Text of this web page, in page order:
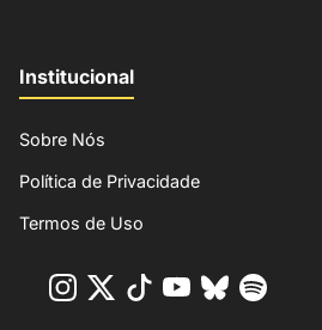
Institucional
Sobre Nós
Política de Privacidade
Termos de Uso